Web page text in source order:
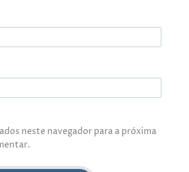
neste navegador para a próxima